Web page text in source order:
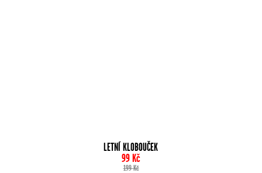
LETNÍ KLOBOUČEK
99Kč
199Kč